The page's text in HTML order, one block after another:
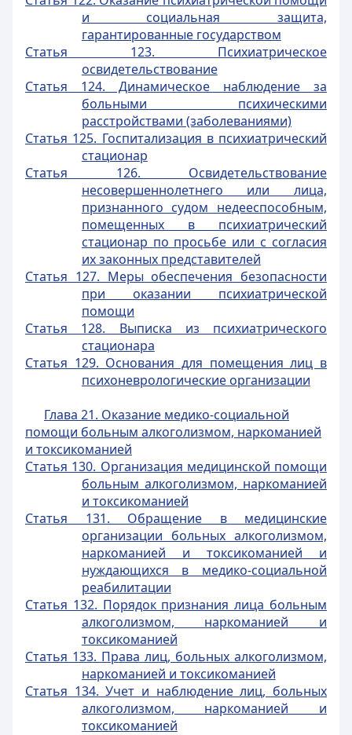
и социальная защита,
гарантированные государством
Статья 123. Психиатрическое
освидетельствование
Статья 124. Динамическое наблюдение за
больными психическими
расстройствами (заболеваниями)
Статья 125. Госпитализация в психиатрический
стационар
Статья 126. Освидетельствование
несовершеннолетнего или лица,
признанного судом недееспособным,
помещенных в психиатрический
стационар по просьбе или с согласия
их законных представителей
Статья 127. Меры обеспечения безопасности
при оказании психиатрической
помощи
Статья 128. Выписка из психиатрического
стационара
Статья 129. Основания для помещения лиц в
психоневрологические организации
Глава 21. Оказание медико-социальной
помощи больным алкоголизмом, наркоманией
и токсикоманией
Статья 130. Организация медицинской помощи
больным алкоголизмом, наркоманией
и токсикоманией
Статья 131. Обращение в медицинские
организации больных алкоголизмом,
наркоманией и токсикоманией и
нуждающихся в медико-социальной
реабилитации
Статья 132. Порядок признания лица больным
алкоголизмом, наркоманией и
токсикоманией
Статья 133. Права лиц, больных алкоголизмом,
наркоманией и токсикоманией
Статья 134. Учет и наблюдение лиц, больных
алкоголизмом, наркоманией и
токсикоманией